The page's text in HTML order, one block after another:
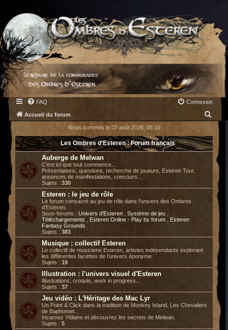
FAQ Connexion
Accueil du forum
c
h
c
Nous sommes le 07 août 2026, 05:15
Les Ombres d'Esteren : Forum français
Auberge de Melwan
C'est ici que tout commence...
Présentations, questions, recherche de joueurs, Esteren Tour,
annonces de manifestations, concours…
Sujets : 330
Esteren : le jeu de rôle
Le forum consacré au jeu de rôle dans l'univers des Ombres
d'Esteren.
Sous-forums : Univers d'Esteren Système de jeu
Téléchargements
Esteren Online - Play by forum
Esteren
Fantasy Grounds
Sujets : 383
Musique : collectif Esteren
Le collectif de musiciens Esteren, artistes indépendants explorant
les différentes facettes de l’univers éponyme.
Sujets : 19
Illustration : l'univers visuel d'Esteren
Illustrations, croquis, work in progress...
Sujets : 37
Jeu vidéo : L'Héritage des Mac Lyr
Un Point & Click dans la tradition de Monkey Island, Les Chevaliers
de Baphomet...
Incarnez Yldiane et découvrez les secrets de Melwan.
Sujets : 5